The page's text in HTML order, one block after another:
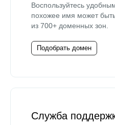
Воспользуйтесь
похожее имя может
из 700+ доменных зон.
Подобрать домен
Служба